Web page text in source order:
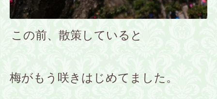
この前、散策していると
梅がもう咲きはじめてました。